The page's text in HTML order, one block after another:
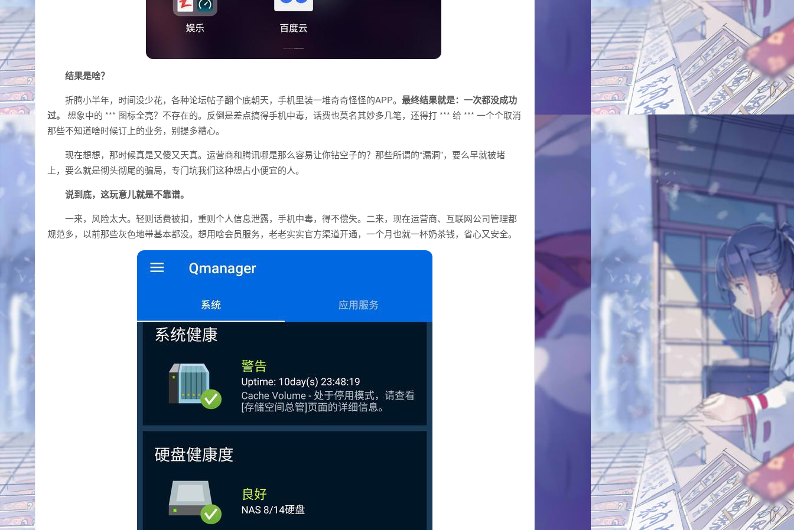
结果是啥？
折腾小半年，时间没少花，各种论坛帖子翻个底朝天，手机里装一堆奇奇怪怪的APP。 最终结果就是：一次都没成功
过。
想象中的 *** 图标全亮？不存在的。反倒是差点搞得手机中毒，话费也莫名其妙多几笔，还得打 *** 给 *** 一个个取消
那些不知道啥时候订上的业务，别提多糟心。
现在想想，那时候真是又傻又天真。运营商和腾讯哪是那么容易让你钻空子的？那些所谓的“漏洞”，要么早就被堵
上，要么就是彻头彻尾的骗局，专门坑我们这种想占小便宜的人。
说到底，这玩意儿就是不靠谱。
一来，风险太大。轻则话费被扣，重则个人信息泄露，手机中毒，得不偿失。二来，现在运营商、互联网公司管理都
规范多，以前那些灰色地带基本都没。想用啥会员服务，老老实实官方渠道开通，一个月也就一杯奶茶钱，省心又安全。